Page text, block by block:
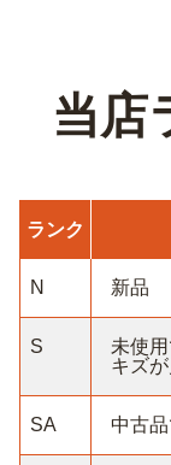
当店
ランク
N 新品
S
未使
キズ
SA 中古